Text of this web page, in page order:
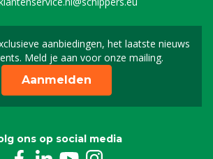
aanbiedingen, het laatste nieuws
Meld je aan voor onze mailing.
Schrijf je in voor onze
Aanmelden
ons op social media